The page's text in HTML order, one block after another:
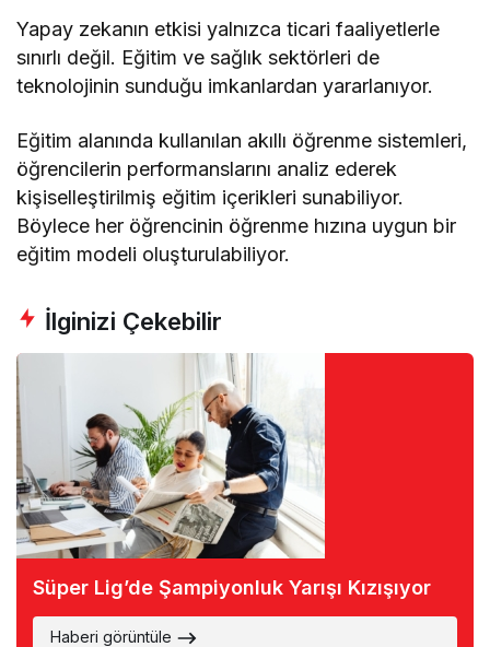
Yapay zekanın etkisi yalnızca ticari faaliyetlerle
sınırlı değil. Eğitim ve sağlık sektörleri de
teknolojinin sunduğu imkanlardan yararlanıyor.
Eğitim alanında kullanılan akıllı öğrenme sistemleri,
öğrencilerin performanslarını analiz ederek
kişiselleştirilmiş eğitim içerikleri sunabiliyor.
Böylece her öğrencinin öğrenme hızına uygun bir
eğitim modeli oluşturulabiliyor.
İlginizi Çekebilir
Süper Lig’de Şampiyonluk Yarışı Kızışıyor
Haberi görüntüle